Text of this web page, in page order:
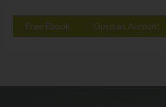
Free Ebook Open an Account